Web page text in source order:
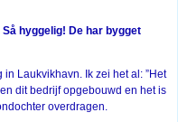
hyggelig! De har bygget
Laukvikhavn. Ik zei het al: ”Het
dit bedrijf opgebouwd en het is
overdragen.